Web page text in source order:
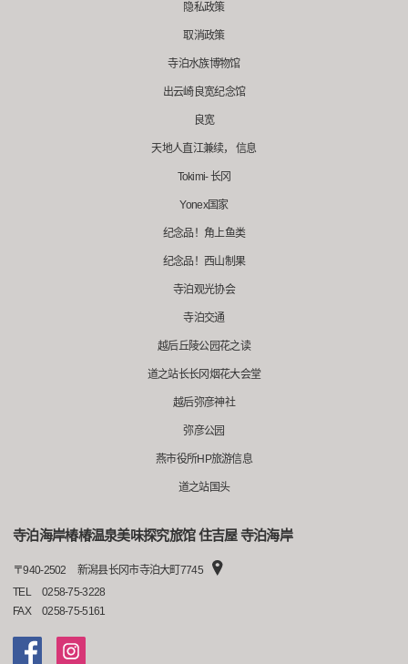
隐私政策
取消政策
寺泊水族博物馆
出云崎良宽纪念馆
良宽
天地人直江兼续， 信息
Tokimi- 长冈
Yonex国家
纪念品！角上鱼类
纪念品！西山制果
寺泊观光协会
寺泊交通
越后丘陵公园花之读
道之站长长冈烟花大会堂
越后弥彦神社
弥彦公园
燕市役所HP旅游信息
道之站国头
寺泊海岸椿椿温泉美味探究旅馆 住吉屋 寺泊海岸
〒940-2502
新潟县长冈市寺泊大町7745
TEL
0258-75-3228
FAX
0258-75-5161